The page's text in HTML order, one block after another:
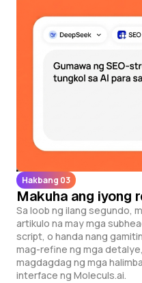
Hakbang 03
Makuha ang iyong
Sa loob ng ilang segundo,
artikulo na may mga
script, o handa nang
mag-refine ng mga
magdagdag ng mga
interface ng Moleculs.ai.